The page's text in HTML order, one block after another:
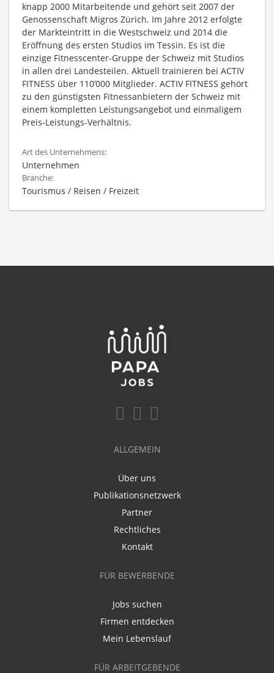
knapp 2000 Mitarbeitende und gehört seit 2007 der
Genossenschaft Migros Zürich. Im Jahre 2012 erfolgte
der Markteintritt in die Westschweiz und 2014 die
Eröffnung des ersten Studios im Tessin. Es ist die
einzige Fitnesscenter-Gruppe der Schweiz mit Studios
in allen drei Landesteilen. Aktuell trainieren bei ACTIV
FITNESS über 110’000 Mitglieder. ACTIV FITNESS gehört
zu den günstigsten Fitnessanbietern der Schweiz mit
einem kompletten Leistungsangebot und einmaligem
Preis-Leistungs-Verhältnis.
Art des Unternehmens:
Unternehmen
Branche:
Tourismus / Reisen / Freizeit
ALLGEMEIN
Über uns
Publikationsnetzwerk
Partner
Rechtliches
Kontakt
FÜR BEWERBENDE
Jobs suchen
Firmen entdecken
Mein Lebenslauf
FÜR ARBEITGEBENDE